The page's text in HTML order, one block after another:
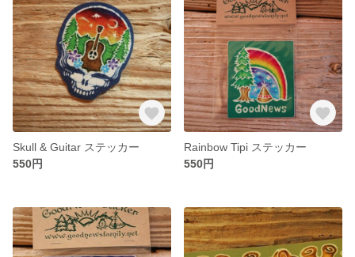
Skull & Guitar ステッカー
550円
Rainbow Tipi ステッカー
550円